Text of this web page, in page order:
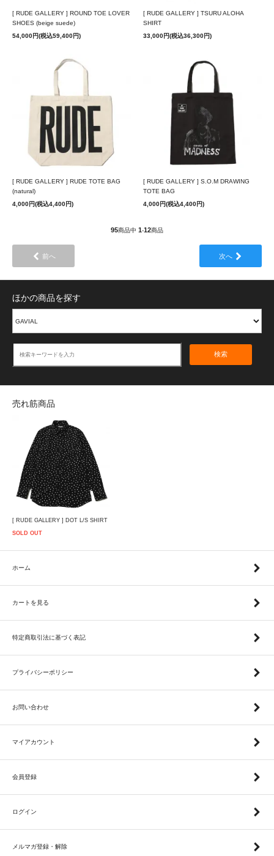
[ RUDE GALLERY ] ROUND TOE LOVER
SHOES (beige suede)
54,000円(税込59,400円)
[ RUDE GALLERY ] TSURU ALOHA
SHIRT
33,000円(税込36,300円)
[ RUDE GALLERY ] RUDE TOTE BAG
(natural)
4,000円(税込4,400円)
[ RUDE GALLERY ] S.O.M DRAWING
TOTE BAG
4,000円(税込4,400円)
95商品中 1-12商品
前へ 次へ
ほかの商品を探す
検索
売れ筋商品
[ RUDE GALLERY ] DOT L/S SHIRT
SOLD OUT
ホーム
カートを見る
特定商取引法に基づく表記
プライバシーポリシー
お問い合わせ
マイアカウント
会員登録
ログイン
メルマガ登録・解除